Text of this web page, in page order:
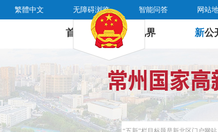
繁體中文 无障碍浏览 智能问答 网站
首 页 新 视界 新公